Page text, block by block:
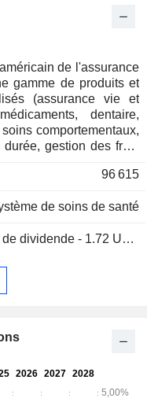
de l'assurance
gamme de produits et
(assurance vie et
dentaire,
comportementaux,
gestion des frais
Shield Association,
96 615
de soins de santé
dividende - 1.72 USD